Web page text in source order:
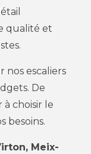
qualité et
nos escaliers
De
à choisir le
besoins.
Meix-